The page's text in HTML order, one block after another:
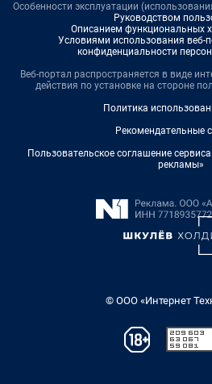
Особенности эксплуатации
Руководством
Описанием функциональных
Условиями использования веб-
конфиденциальности
Веб-портал распространяется в виде
действия по установке на стороне
Политика
Рекомендательные
Пользовательское соглашение
рекламы»
© ООО «Интернет